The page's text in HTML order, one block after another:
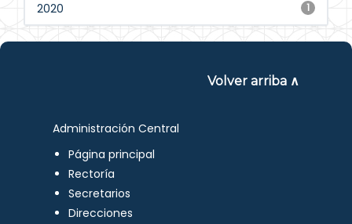
1
2020
Volver arriba ∧
Administración Central
Página principal
Rectoría
Secretarios
Direcciones